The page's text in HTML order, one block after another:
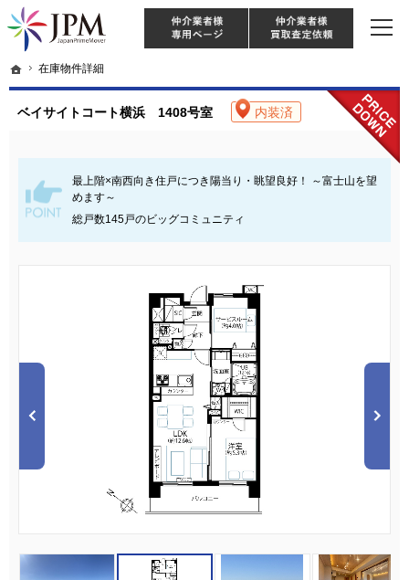
ホーム
在庫物件詳細
東京・神奈川・埼玉・千葉のリノベーション住宅や中古マンションを手がける会
【物件買取強化中！】リノベーション住宅・不動産・中古マンションならJPM
ベイサイトコート横浜 1408号室 内装済
最上階×南西向き住戸につき陽当り・眺望良好！ ～富士山を望
めます～
総戸数145戸のビッグコミュニティ
1 2 3
ホーム
在庫物件詳細